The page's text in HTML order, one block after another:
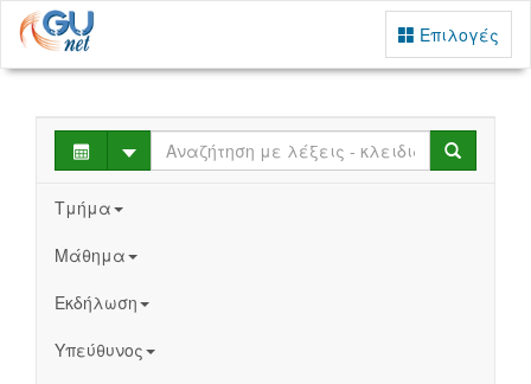
Επιλογές
Select Search
Τμήμα
Μάθημα
Εκδήλωση
Υπεύθυνος